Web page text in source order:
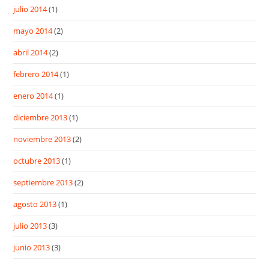
julio 2014(1)
mayo 2014(2)
abril 2014(2)
febrero 2014(1)
enero 2014(1)
diciembre 2013(1)
noviembre 2013(2)
octubre 2013(1)
septiembre 2013(2)
agosto 2013(1)
julio 2013(3)
junio 2013(3)